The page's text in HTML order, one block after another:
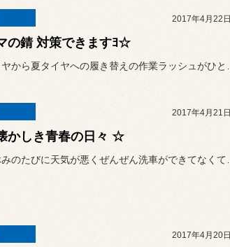
2017年4月22日
の錆 対策できますﾖ☆
2017年4月21日
かしき青春の日々 ☆
2017年4月20日